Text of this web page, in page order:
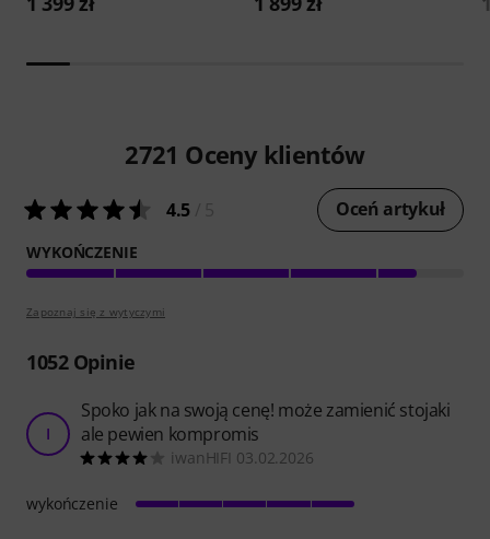
2721 Oceny klientów
4.5 Oceń artykuł
WYKOŃCZENIE
Zapoznaj się z wytyczymi
1052Opinie
I
Spoko jak na swoją cenę! może zamienić stojaki
ale pewien kompromis
iwanHIFI 03.02.2026
wykończenie